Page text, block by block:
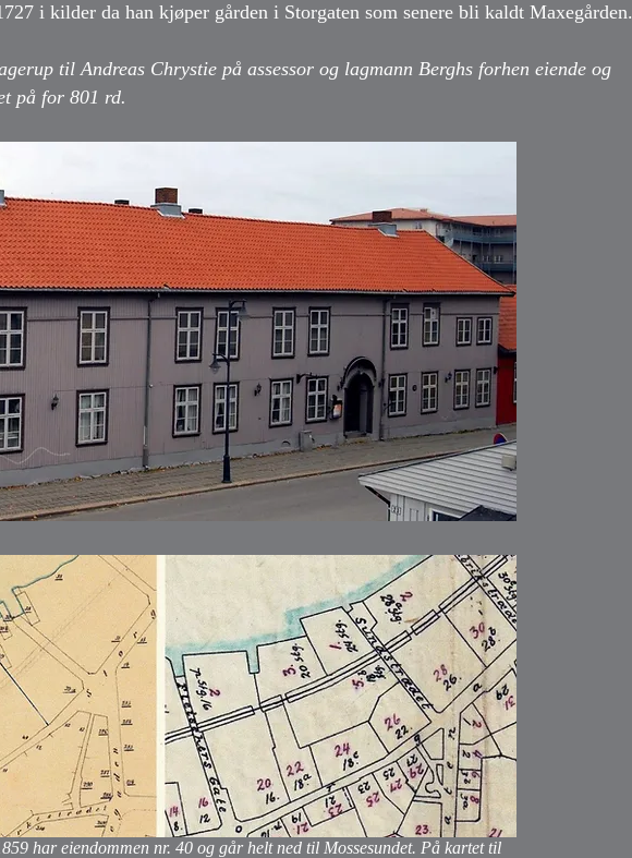
i kilder da han kjøper gården i Storgaten som senere bli kaldt Maxegården.
til Andreas Chrystie på assessor og lagmann Berghs forhen eiende og
på for 801 rd.
har eiendommen nr. 40 og går helt ned til Mossesundet. På kartet til